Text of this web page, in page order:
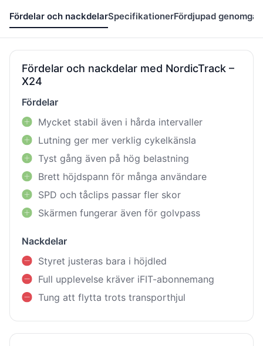
Fördelar och nackdelarSpecifikationerFördjupad
Fördelar och nackdelar med NordicTrack –
X24
Fördelar
Mycket stabil även i hårda intervaller
Lutning ger mer verklig cykelkänsla
Tyst gång även på hög belastning
Brett höjdspann för många användare
SPD och tåclips passar fler skor
Skärmen fungerar även för golvpass
Nackdelar
Styret justeras bara i höjdled
Full upplevelse kräver iFIT-abonnemang
Tung att flytta trots transporthjul